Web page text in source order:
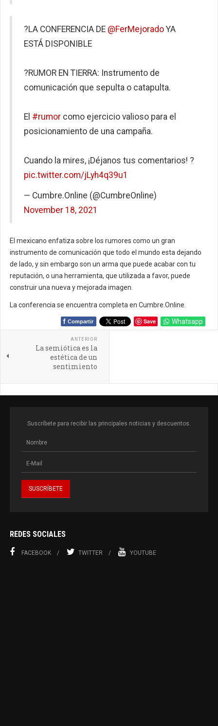
?LA CONFERENCIA DE @FerMejorado YA
ESTÁ DISPONIBLE
?RUMOR EN TIERRA: Instrumento de
comunicación que sepulta o catapulta.
El #rumor como ejercicio valioso para el
posicionamiento de una campaña.
Cuando la mires, ¡Déjanos tus comentarios! ?
pic.twitter.com/jLyh4q39u1
— Cumbre.Online (@CumbreOnline)
November 18, 2021
El mexicano enfatiza sobre los rumores como un gran
instrumento de comunicación que todo el mundo esta dejando
de lado, y sin embargo son un arma que puede acabar con tu
reputación, o una herramienta, que utilizada a favor, puede
construir una nueva y mejorada imagen.
La conferencia se encuentra completa en Cumbre.Online.
f Compartir Save Whatsapp
ANTERIOR
La semiótica es la
estética de un
sentimiento
Suscríbete para recibir las principales noticias y descuentos.
REDES SOCIALES
FACEBOOK TWITTER YOUTUBE